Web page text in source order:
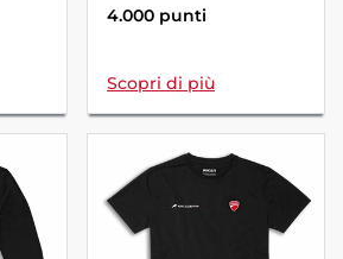
4.000 punti
Scopri di più